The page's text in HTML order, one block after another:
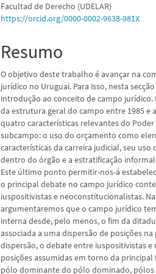
do
principal
Facultad de Derecho (UDELAR)
https://orcid.org/0000-0002-9638-981X
Resumo
O objetivo deste trabalho é avançar na
jurídico no Uruguai. Para isso, nesta
introdução ao conceito de campo jurídico.
da estrutura geral do campo entre 1985 e
quatro características relevantes do
subcampo: o uso do orçamento como
características da carreira judicial, seu
dentro do órgão e a estratificação
Este último ponto permitir-nos-á
o principal debate no campo jurídico
iuspositivistas e neoconstitucionalistas.
argumentaremos que o campo jurídico
interna desde, pelo menos, o fim da
associada a uma dispersão de posições
dispersão, o debate entre iuspositivistas
posições assumidas em torno da
pólo dominante do pólo dominado, pólos